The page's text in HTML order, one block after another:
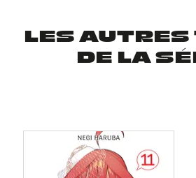
LES AUTRES
DE LA